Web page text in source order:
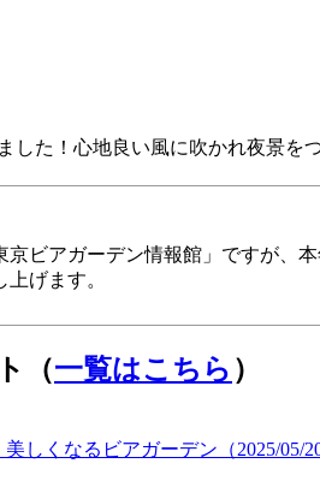
した！心地良い風に吹かれ夜景を
京ビアガーデン情報館」ですが、
げます。
（一覧はこちら ）
しくなるビアガーデン（2025/05/20